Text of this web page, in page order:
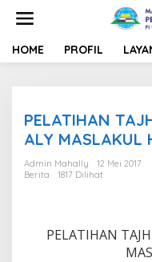
t
HOME PROFIL
PELATIHAN
ALY MASLAKUL
Admin Mahally
12 Mei 2017
Berita
1817 Dilihat
PELATIHAN